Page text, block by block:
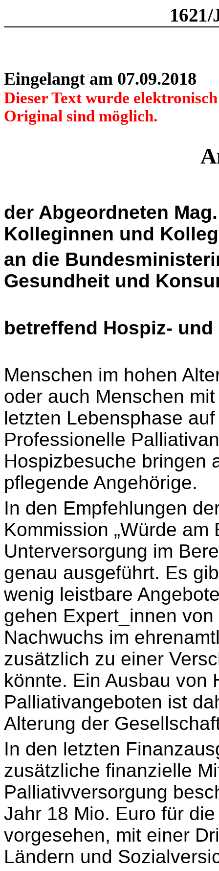
Eingelangt am 07.09.2018
Dieser Text wurde
Original sind möglich.
der Abgeordneten
Kolleginnen und
an die
Gesundheit und
betreffend Hospiz-
Menschen im hohen
oder auch Menschen
letzten Lebensphase
Professionelle
Hospizbesuche bringen
pflegende Angehörige.
In den Empfehlungen
Kommission „Würde
Unterversorgung im
genau ausgeführt. Es
wenig leistbare
gehen Expert_innen
Nachwuchs im
zusätzlich zu einer
könnte. Ein Ausbau von
Palliativangeboten ist
Alterung der
In den letzten
zusätzliche finanzielle
Palliativversorgung
Jahr 18 Mio. Euro für
vorgesehen, mit einer
Ländern und